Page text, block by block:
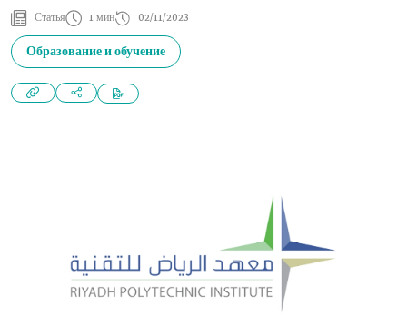
Статья 1 мин 02/11/2023
Образование и обучение